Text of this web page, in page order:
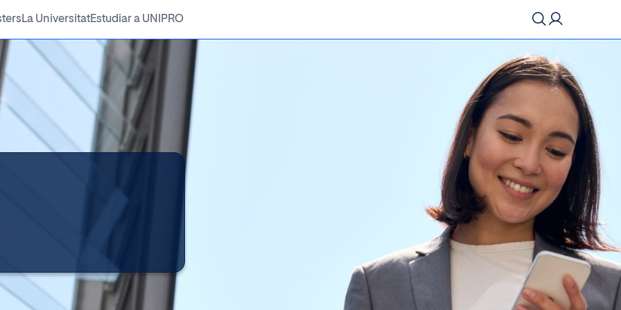
La UniversitatEstudiar a UNIPRO
Inicia la sessió
Registrar-me
Accés Campus
Sistema de Qualitat
Metodologia
Requisits d'accés
buscant?
Experts, Cursos...
Cerca